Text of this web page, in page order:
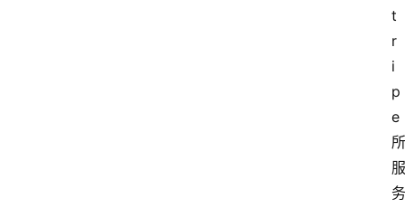
t
r
i
p
e
所
服
务